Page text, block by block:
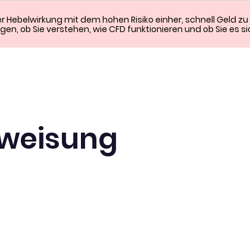
mit dem hohen Risiko einher, schnell Geld zu
ob Sie verstehen, wie CFD funktionieren und ob Sie es